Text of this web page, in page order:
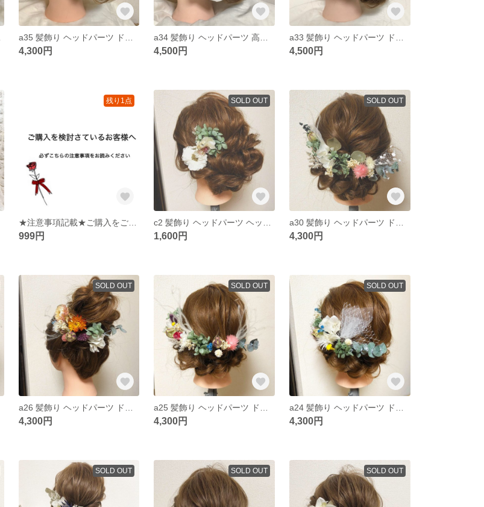
4,300円 4,500円 4,500円
残り1点
★注意事項記載★ご購入をご検討されている方はお読み下さい★
999円
SOLD OUT
1,600円
SOLD OUT
4,300円
SOLD OUT
4,300円
SOLD OUT
4,300円
SOLD OUT
4,300円
SOLD OUT SOLD OUT SOLD OUT